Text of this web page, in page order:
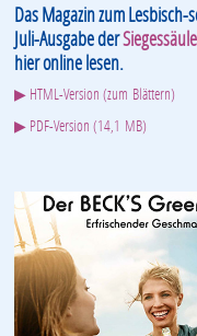
Das Magazin zum
Juli-Ausgabe derSiegessäule
hier online lesen.
▶ HTML-Version (zum Blättern)
▶ PDF-Version (14,1 MB)